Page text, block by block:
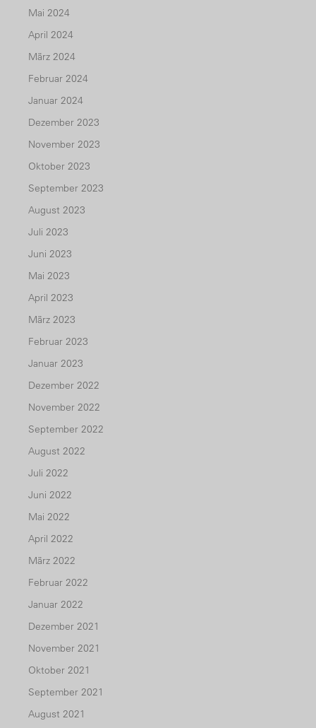
Mai 2024
April 2024
März 2024
Februar 2024
Januar 2024
Dezember 2023
November 2023
Oktober 2023
September 2023
August 2023
Juli 2023
Juni 2023
Mai 2023
April 2023
März 2023
Februar 2023
Januar 2023
Dezember 2022
November 2022
September 2022
August 2022
Juli 2022
Juni 2022
Mai 2022
April 2022
März 2022
Februar 2022
Januar 2022
Dezember 2021
November 2021
Oktober 2021
September 2021
August 2021